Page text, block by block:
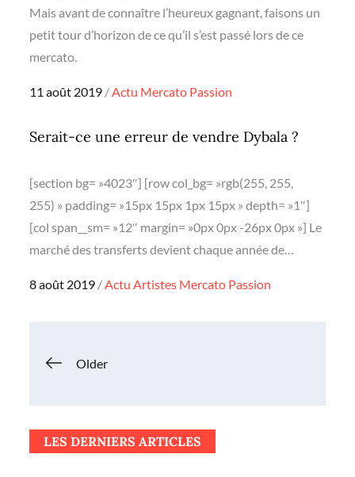
Mais avant de connaître l’heureux gagnant, faisons un
petit tour d’horizon de ce qu’il s’est passé lors de ce
mercato.
Posted
11 août 2019 Actu Mercato Passion
Serait-ce une erreur de vendre Dybala ?
[section bg= »4023″] [row col_bg= »rgb(255, 255,
255) » padding= »15px 15px 1px 15px » depth= »1″]
[col span__sm= »12″ margin= »0px 0px -26px 0px »] Le
marché des transferts devient chaque année de…
Posted
8 août 2019 Actu Artistes Mercato Passion
Navigation
articles
Older
LES DERNIERS ARTICLES